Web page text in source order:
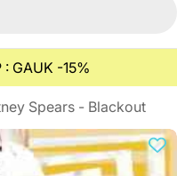
: GAUK -15%
Spears - Blackout